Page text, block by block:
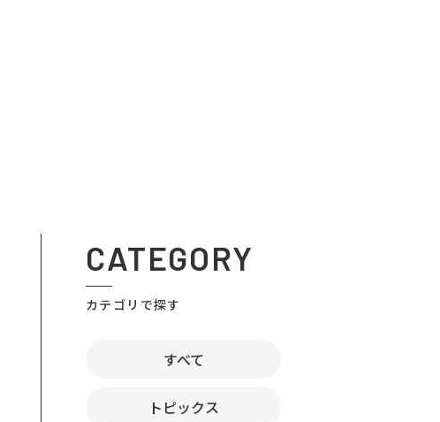
CATEGORY
カテゴリで探す
すべて
トピックス